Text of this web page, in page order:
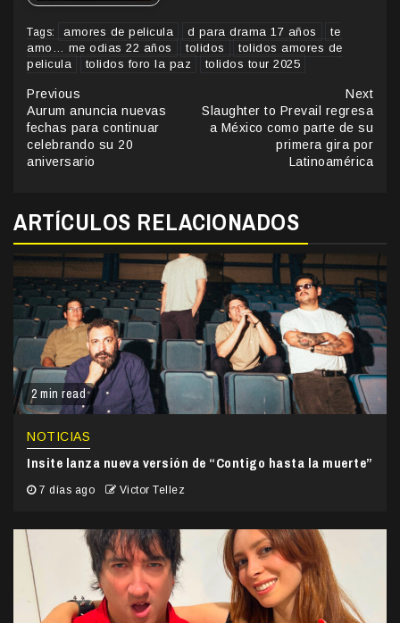
Tags: amores de pelicula d para drama 17 años
te
amo… me odias 22 años
tolidos
tolidos amores de
pelicula
tolidos foro la paz tolidos tour 2025
Continue
Reading
Previous
Aurum anuncia nuevas
fechas para continuar
celebrando su 20
aniversario
Next
Slaughter to Prevail regresa
a México como parte de su
primera gira por
Latinoamérica
ARTÍCULOS RELACIONADOS
2 min read
NOTICIAS
Insite lanza nueva versión de “Contigo hasta la muerte”
7 días ago Victor Tellez